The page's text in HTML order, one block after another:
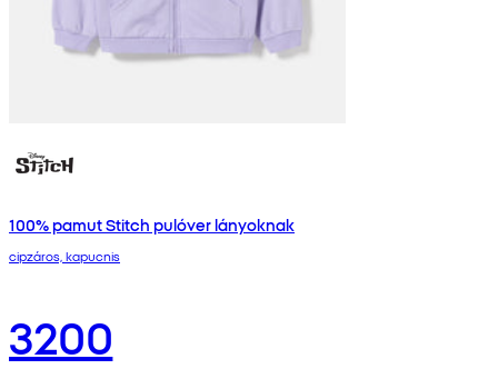
100% pamut Stitch pulóver lányoknak
cipzáros, kapucnis
3200